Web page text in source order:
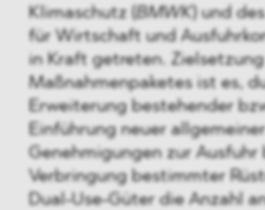
Klimaschutz (
BMWK) und
für Wirtschaft und
in Kraft getreten.
Maßnahmenpaketes ist es,
Erweiterung bestehender
Einführung neuer allgemeiner
Genehmigungen zur Ausfuhr
Verbringung bestimmter
Dual-Use-Güter die Anzahl